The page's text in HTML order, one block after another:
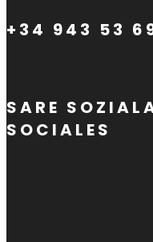
+34 943 53
SARE
SOCIALES